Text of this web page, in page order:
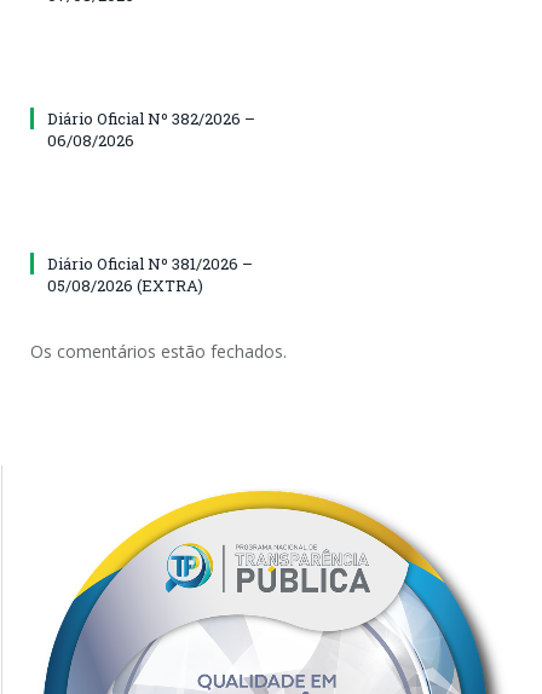
Diário Oficial Nº 382/2026 –
06/08/2026
Diário Oficial Nº 381/2026 –
05/08/2026 (EXTRA)
Os comentários estão fechados.